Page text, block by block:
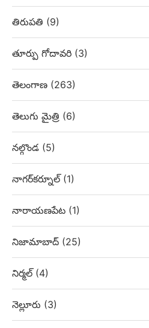
తిరుపతి (9)
తూర్పు గోదావరి (3)
తెలంగాణ (263)
తెలుగు మైత్రి (6)
నల్గొండ (5)
నాగర్‌కర్నూల్ (1)
నారాయణపేట (1)
నిజామాబాద్ (25)
నిర్మల్ (4)
నెల్లూరు (3)